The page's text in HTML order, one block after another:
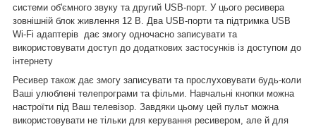
системи об'ємного звуку та другий USB-порт. У цього ресивера
зовнішній блок живлення 12 В. Два USB-порти та підтримка USB
Wi-Fi адаптерів дає змогу одночасно записувати та
використовувати доступ до додаткових застосунків із доступом до
інтернету
Ресивер також дає змогу записувати та прослуховувати будь-коли
Ваші улюблені телепрограми та фільми. Навчальні кнопки можна
настроїти під Ваш телевізор. Завдяки цьому цей пульт можна
використовувати не тільки для керування ресивером, але й для